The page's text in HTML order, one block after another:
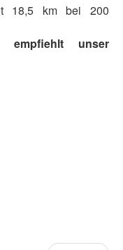
18,5 km bei 200
empfiehlt unser